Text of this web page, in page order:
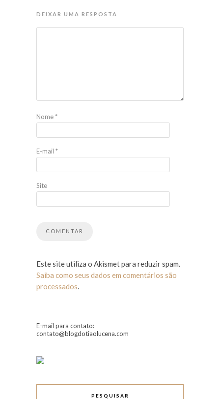
DEIXAR UMA RESPOSTA
Nome*
E-mail *
Site
Este site utiliza o Akismet para reduzir spam.
Saiba como seus dados em comentários são
processados.
E-mail para contato:
contato@blogdotiaolucena.com
PESQUISAR